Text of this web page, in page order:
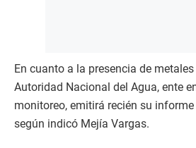
En cuanto a la presencia de
Autoridad Nacional del Agua, ente
monitoreo, emitirá recién su
según indicó Mejía Vargas.